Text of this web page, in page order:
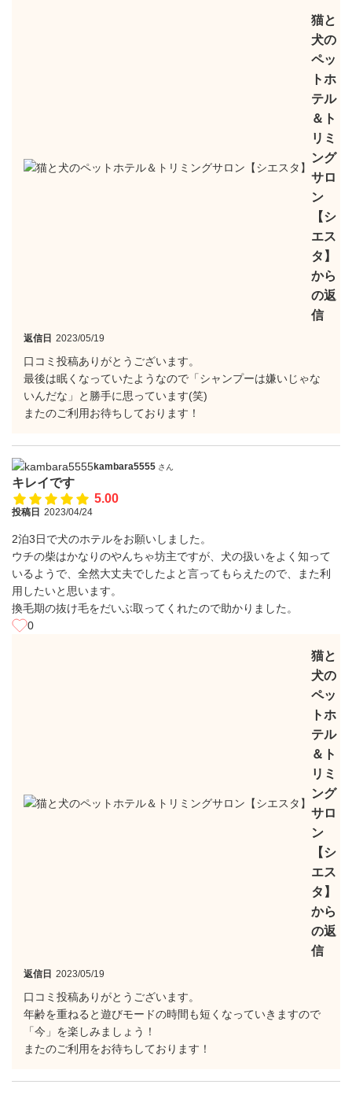
猫と
犬の
ペッ
トホ
テル
＆ト
リミ
ング
サロ
ン
【シ
エス
タ】
から
の返
信
返信日 2023/05/19
口コミ投稿ありがとうございます。
最後は眠くなっていたようなので「シャンプーは嫌いじゃな
いんだな」と勝手に思っています(笑)
またのご利用お待ちしております！
kambara5555 さん
キレイです
5.00
投稿日 2023/04/24
2泊3日で犬のホテルをお願いしました。
ウチの柴はかなりのやんちゃ坊主ですが、犬の扱いをよく知って
いるようで、全然大丈夫でしたよと言ってもらえたので、また利
用したいと思います。
換毛期の抜け毛をだいぶ取ってくれたので助かりました。
0
猫と
犬の
ペッ
トホ
テル
＆ト
リミ
ング
サロ
ン
【シ
エス
タ】
から
の返
信
返信日 2023/05/19
口コミ投稿ありがとうございます。
年齢を重ねると遊びモードの時間も短くなっていきますので
「今」を楽しみましょう！
またのご利用をお待ちしております！